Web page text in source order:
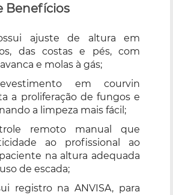
Benefícios
ajuste de altura em
das costas e pés, com
e molas à gás;
em courvin
a proliferação de fungos e
a limpeza mais fácil;
remoto manual que
ao profissional ao
na altura adequada
de escada;
registro na ANVISA, para